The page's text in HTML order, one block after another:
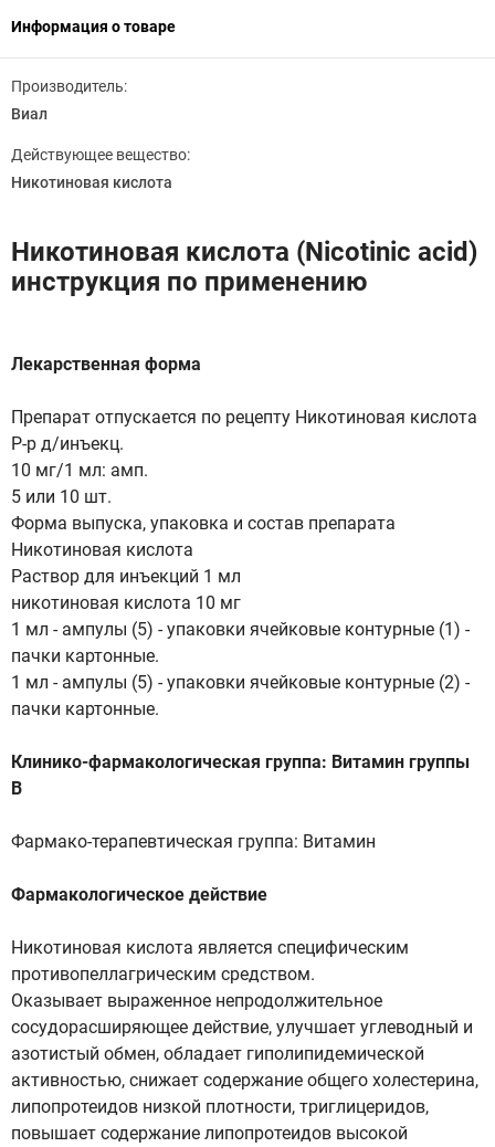
Информация о товаре
Производитель:
Виал
Действующее вещество:
Никотиновая кислота
Никотиновая кислота (Nicotinic acid)
инструкция по применению
Лекарственная форма
Препарат отпускается по рецепту Никотиновая кислота
Р-р д/инъекц.
10 мг/1 мл: амп.
5 или 10 шт.
Форма выпуска, упаковка и состав препарата
Никотиновая кислота
Раствор для инъекций 1 мл
никотиновая кислота 10 мг
1 мл - ампулы (5) - упаковки ячейковые контурные (1) -
пачки картонные.
1 мл - ампулы (5) - упаковки ячейковые контурные (2) -
пачки картонные.
Клинико-фармакологическая группа: Витамин группы
В
Фармако-терапевтическая группа: Витамин
Фармакологическое действие
Никотиновая кислота является специфическим
противопеллагрическим средством.
Оказывает выраженное непродолжительное
сосудорасширяющее действие, улучшает углеводный и
азотистый обмен, обладает гиполипидемической
активностью, снижает содержание общего холестерина,
липопротеидов низкой плотности, триглицеридов,
повышает содержание липопротеидов высокой